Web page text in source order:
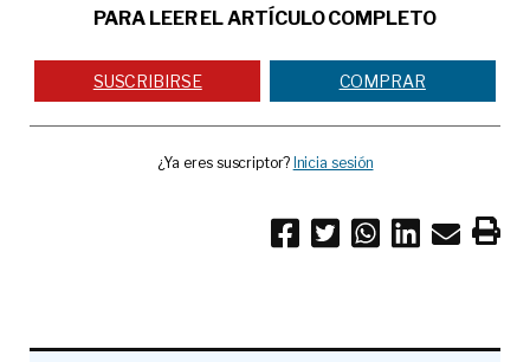
PARA LEER EL ARTÍCULO COMPLETO
SUSCRIBIRSE COMPRAR
¿Ya eres suscriptor? Inicia sesión